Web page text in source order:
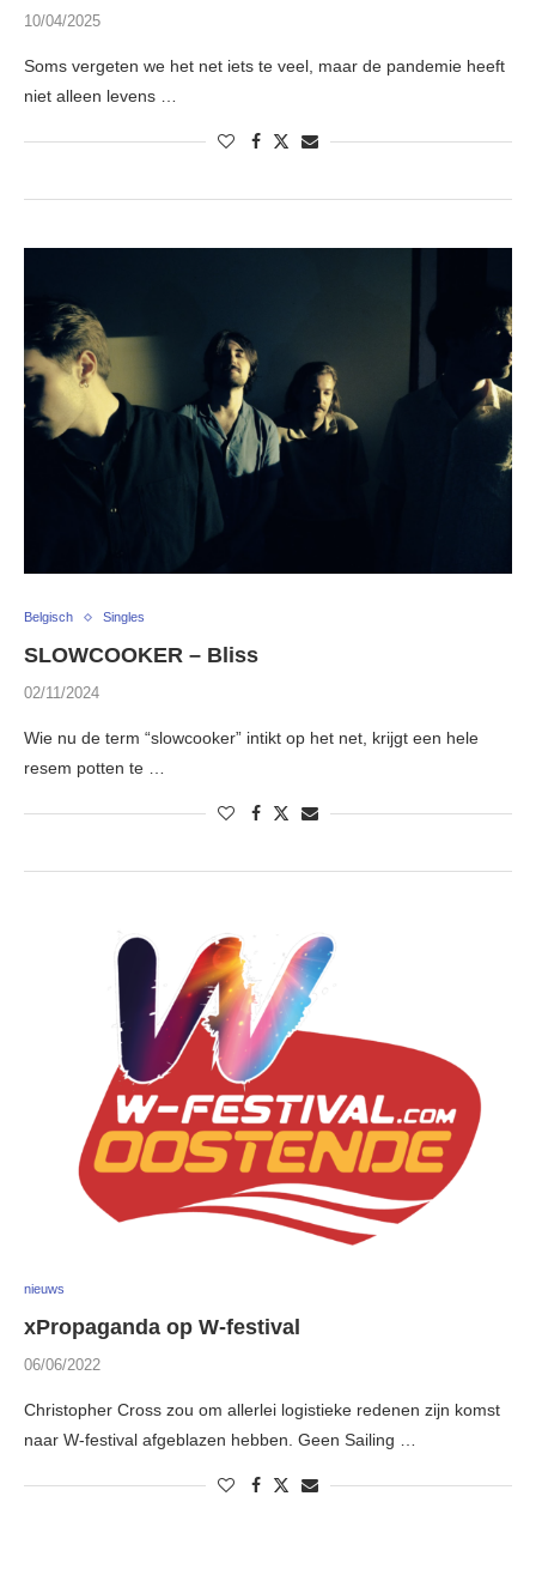
10/04/2025
Soms vergeten we het net iets te veel, maar de pandemie heeft
niet alleen levens …
Belgisch Singles
SLOWCOOKER – Bliss
02/11/2024
Wie nu de term “slowcooker” intikt op het net, krijgt een hele
resem potten te …
nieuws
xPropaganda op W-festival
06/06/2022
Christopher Cross zou om allerlei logistieke redenen zijn komst
naar W-festival afgeblazen hebben. Geen Sailing …